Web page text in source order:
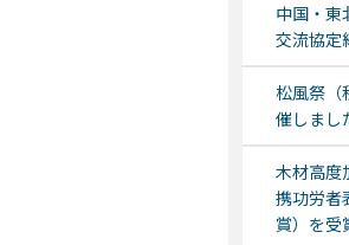
中国・東
交流協定
松風祭（
催しまし
木材高度
携功労者
賞）を受